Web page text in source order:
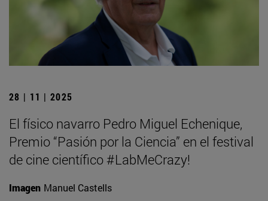
28 | 11 | 2025
El físico navarro Pedro Miguel Echenique,
Premio “Pasión por la Ciencia” en el festival
de cine científico #LabMeCrazy!
Imagen Manuel Castells